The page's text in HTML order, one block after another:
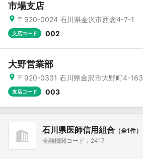
市場支店
〒920-0024 石川県金沢市西念4-7-1
支店コード 002
大野営業部
〒920-0331 石川県金沢市大野町4-163
支店コード 003
石川県医師信用組合 （全1件）
金融機関コード：2417